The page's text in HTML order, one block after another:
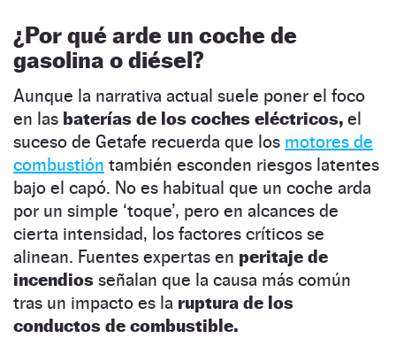
¿Por qué arde un coche de
gasolina o diésel?
Aunque la narrativa actual suele poner el foco
en las baterías de los coches eléctricos, el
suceso de Getafe recuerda que los motores de
combustión también esconden riesgos latentes
bajo el capó. No es habitual que un coche arda
por un simple ‘toque’, pero en alcances de
cierta intensidad, los factores críticos se
alinean. Fuentes expertas en peritaje de
incendios señalan que la causa más común
tras un impacto es la ruptura de los
conductos de combustible.